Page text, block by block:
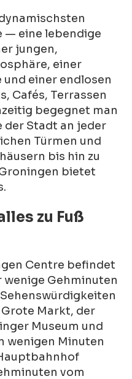
— eine lebendige
jungen,
einer
einer endlosen
Cafés, Terrassen
begegnet man
der Stadt an jeder
Türmen und
bis hin zu
bietet
zu Fuß
Centre befindet
wenige Gehminuten
Markt, der
Museum und
wenigen Minuten
vom